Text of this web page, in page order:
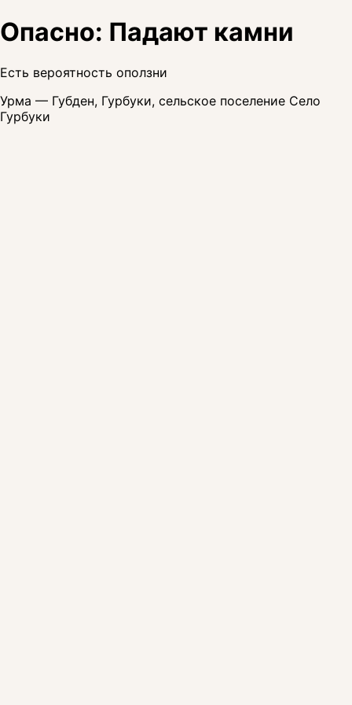
Опасно: Падают камни
Есть вероятность оползни
Урма — Губден, Гурбуки, сельское поселение Село
Гурбуки